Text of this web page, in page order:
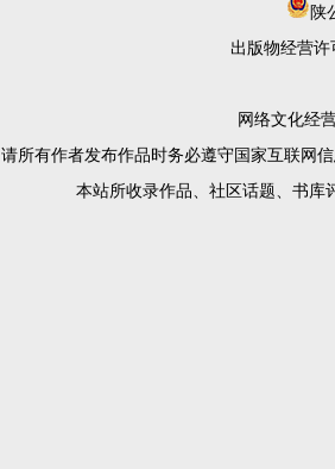
陕
出版物经营许
网络文化经
请所有作者发布作品时务必遵守国家互联网
本站所收录作品、社区话题、书库